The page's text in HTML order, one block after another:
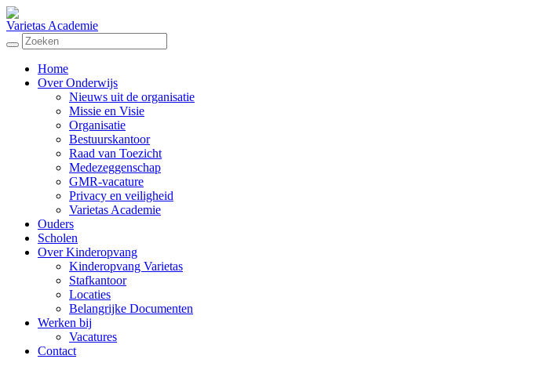
Varietas Academie
Home
Over Onderwijs
Nieuws uit de organisatie
Missie en Visie
Organisatie
Bestuurskantoor
Raad van Toezicht
Medezeggenschap
GMR-vacature
Privacy en veiligheid
Varietas Academie
Ouders
Scholen
Over Kinderopvang
Kinderopvang Varietas
Stafkantoor
Locaties
Belangrijke Documenten
Werken bij
Vacatures
Contact